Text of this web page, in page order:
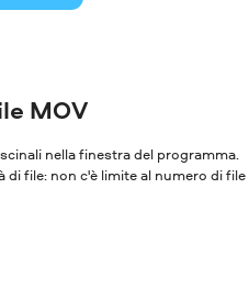
MOV
nella finestra del programma.
file: non c'è limite al numero di